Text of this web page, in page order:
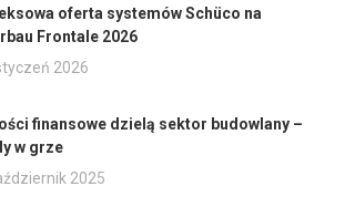
oferta systemów Schüco na
Frontale 2026
2026
finansowe dzielą sektor budowlany –
w grze
2025